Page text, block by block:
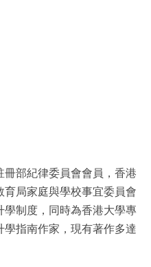
部紀律委員會會員，香港
局家庭與學校事宜委員會
制度，同時為香港大學專
指南作家，現有著作多達